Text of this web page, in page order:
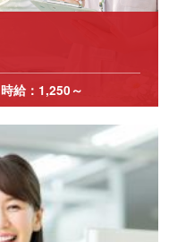
時給：1,250～